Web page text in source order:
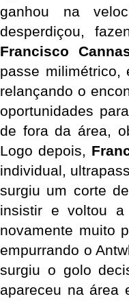
ganhou na
Francisco
passe milimétrico,
relançando o
oportunidades
de fora da área,
Logo depois,
individual,
surgiu um corte
insistir e voltou
novamente muito
empurrando o
surgiu o golo
apareceu na área